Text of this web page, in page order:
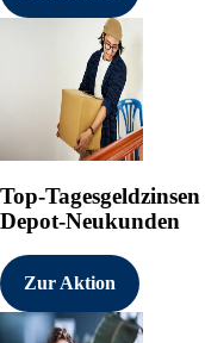
Top-Tagesgeldzinsen
Depot-Neukunden
Zur Aktion